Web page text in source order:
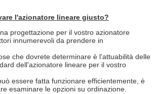
l'azionatore lineare giusto?
progettazione per il vostro azionatore
innumerevoli da prendere in
che dovrete determinare è l'attuabilità delle
dell'azionatore lineare per il vostro
essere fatta funzionare efficientemente, è
esaminare le opzioni su ordinazione.